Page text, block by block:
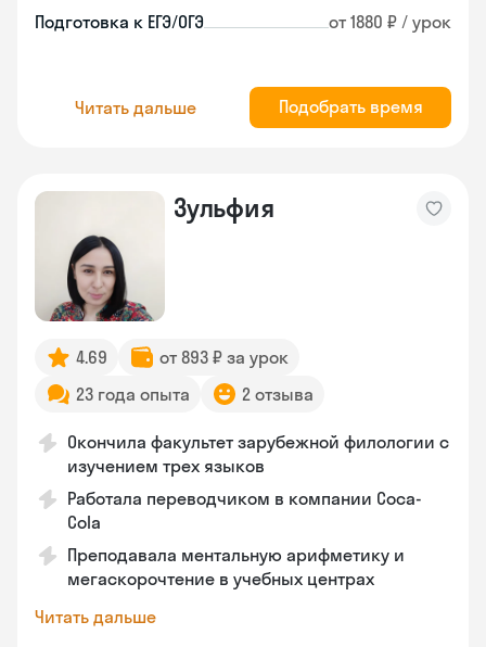
Подготовка к ЕГЭ/ОГЭ от 1880 ₽ / урок
Читать дальше Подобрать время
Зульфия
4.69
от 893 ₽ за урок
23 года опыта
2 отзыва
Окончила факультет зарубежной филологии с
изучением трех языков
Работала переводчиком в компании Coca-
Cola
Преподавала ментальную арифметику и
мегаскорочтение в учебных центрах
Читать дальше